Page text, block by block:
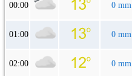
00:00 0 mm
01:00 0 mm
02:00 0 mm